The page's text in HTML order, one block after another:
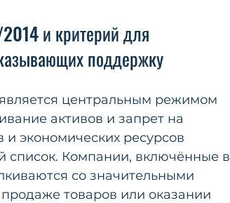
и критерий для
поддержку
является центральным режимом
активов и запрет на
экономических ресурсов
Компании, включённые в
со значительными
товаров или оказании